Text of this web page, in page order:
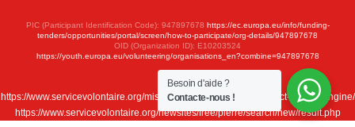
PIC (Participant Identification Code): 947897678 https://ec.europa.eu/info/funding-
tenders/opportunities/portal/screen/how-to-participate/org-details/947897678
OID (Organization ID): E10203524
https://youth.europa.eu/volunteering/organisations_en?combine=947897678
https://www.servicevolontaire.org/mission-volontariat/fr/new-project-search-engine/
https://www.servicevolontaire.org/newsites/free/pierre/search/new/result.php
Besoin d'aide ?
Contacte-nous !